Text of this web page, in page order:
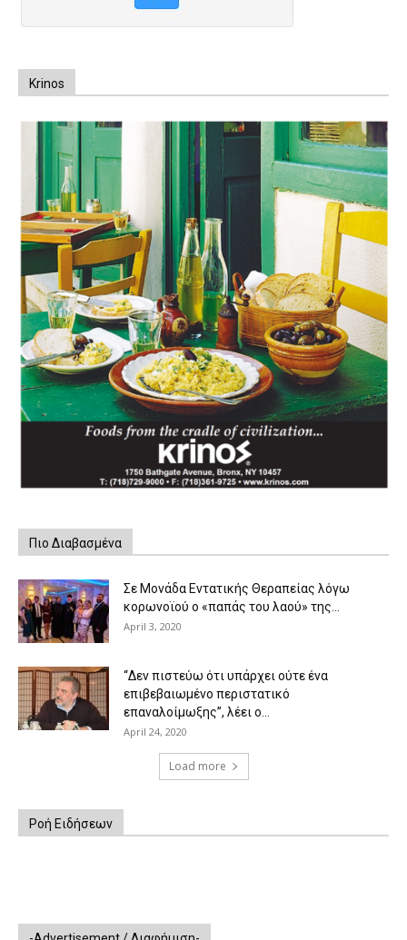
Krinos
Πιο Διαβασμένα
Σε Μονάδα Εντατικής Θεραπείας λόγω
κορωνοϊού ο «παπάς του λαού» της...
April 3, 2020
“Δεν πιστεύω ότι υπάρχει ούτε ένα
επιβεβαιωμένο περιστατικό
επαναλοίμωξης”, λέει ο...
April 24, 2020
Load more
Ροή Ειδήσεων